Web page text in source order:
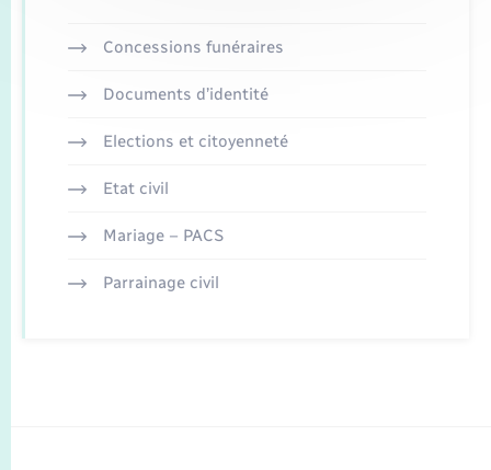
Concessions funéraires
Documents d’identité
Elections et citoyenneté
Etat civil
Mariage – PACS
Parrainage civil